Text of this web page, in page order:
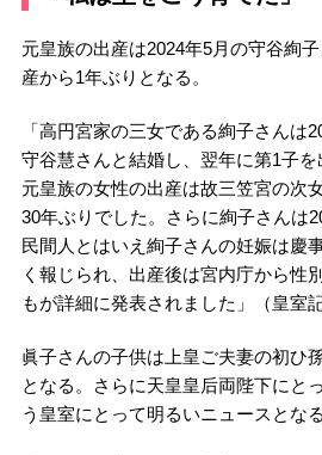
元皇族の出産は2024年5月の守谷絢
産から1年ぶりとなる。
「高円宮家の三女である絢子さんは
守谷慧さんと結婚し、翌年に第1子を
元皇族の女性の出産は故三笠宮の次
30年ぶりでした。さらに絢子さんは
民間人とはいえ絢子さんの妊娠は慶
く報じられ、出産後は宮内庁から性
もが詳細に発表されました」（皇室記
眞子さんの子供は上皇ご夫妻の初ひ
となる。さらに天皇皇后両陛下にと
う皇室にとって明るいニュースとなる